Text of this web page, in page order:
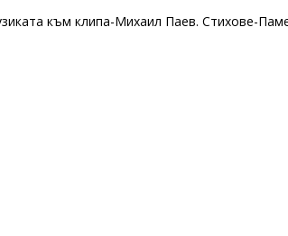
към клипа-Михаил Паев. Стихове-